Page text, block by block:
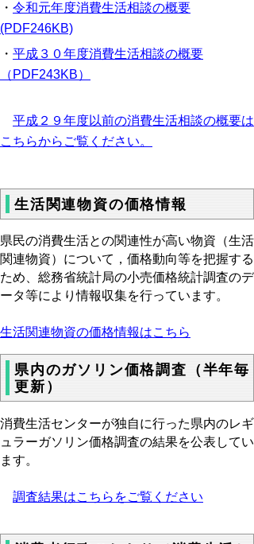
・ 令和元年度消費生活相談の概要
(PDF246KB)
・ 平成３０年度消費生活相談の概要
（PDF243KB）
平成２９年度以前の消費生活相談の概要は
こちらからご覧ください。
生活関連物資の価格情報
県民の消費生活との関連性が高い物資（生活
関連物資）について，価格動向等を把握する
ため、総務省統計局の小売価格統計調査のデ
ータ等により情報収集を行っています。
生活関連物資の価格情報はこちら
県内のガソリン価格調査（半年毎
更新）
消費生活センターが独自に行った県内のレギ
ュラーガソリン価格調査の結果を公表してい
ます。
調査結果はこちらをご覧ください